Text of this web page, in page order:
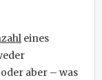
eines
aber – was